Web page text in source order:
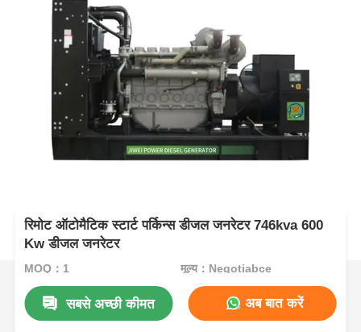
रिमोट ऑटोमैटिक स्टार्ट पर्किन्स डीजल जनरेटर 746kva 600
Kw डीजल जनरेटर
MOQ：1 मूल्य：Negotiabce
सबसे अच्छी कीमत अब बात करें